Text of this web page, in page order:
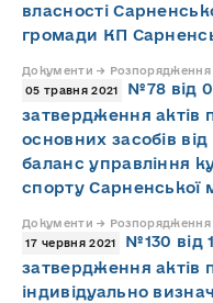
власності
громади КП
Документи → Розпорядження
05 травня 2021
№78 від
затвердження актів
основних засобів
баланс управління
спорту Сарненської
Документи → Розпорядження
17 червня 2021
№130 від
затвердження актів
індивідуально